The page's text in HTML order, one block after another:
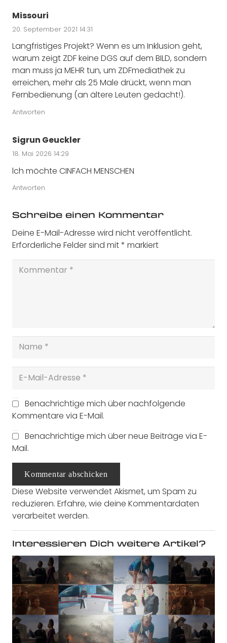
Missouri
20. September 2021 14:31
Langfristiges Projekt? Wenn es um Inklusion geht,
warum zeigt ZDF keine DGS auf dem BILD, sondern
man muss ja MEHR tun, um ZDFmediathek zu
erreichen, mehr als 25 Male drückt, wenn man
Fernbedienung (an ältere Leuten gedacht!).
Antworten
Sigrun Geuckler
18. Mai 2026 14:29
lch möchte CINFACH MENSCHEN
Antworten
Schreibe einen Kommentar
Deine E-Mail-Adresse wird nicht veröffentlicht.
Erforderliche Felder sind mit* markiert
Benachrichtige mich über nachfolgende
Kommentare via E-Mail.
Benachrichtige mich über neue Beiträge via E-
Mail.
Kommentar abschicken
Diese Website verwendet Akismet, um Spam zu
reduzieren. Erfahre, wie deine Kommentardaten
verarbeitet werden.
Interessieren Dich weitere Artikel?